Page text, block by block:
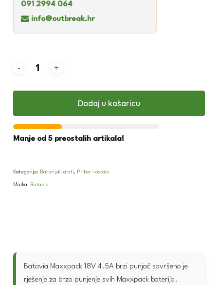
091 2994 064
info@outbreak.hr
Dodaj u košaricu
Manje od 5 preostalih artikala!
Kategorije: Baterijski alati, Pribor i ostalo
Marka: Batavia
Batavia Maxxpack 18V 4.5A brzi punjač savršeno je
rješenje za brzo punjenje svih Maxxpack baterija.